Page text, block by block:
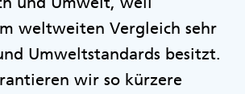
weltweiten Vergleich sehr
Umweltstandards besitzt.
wir so kürzere